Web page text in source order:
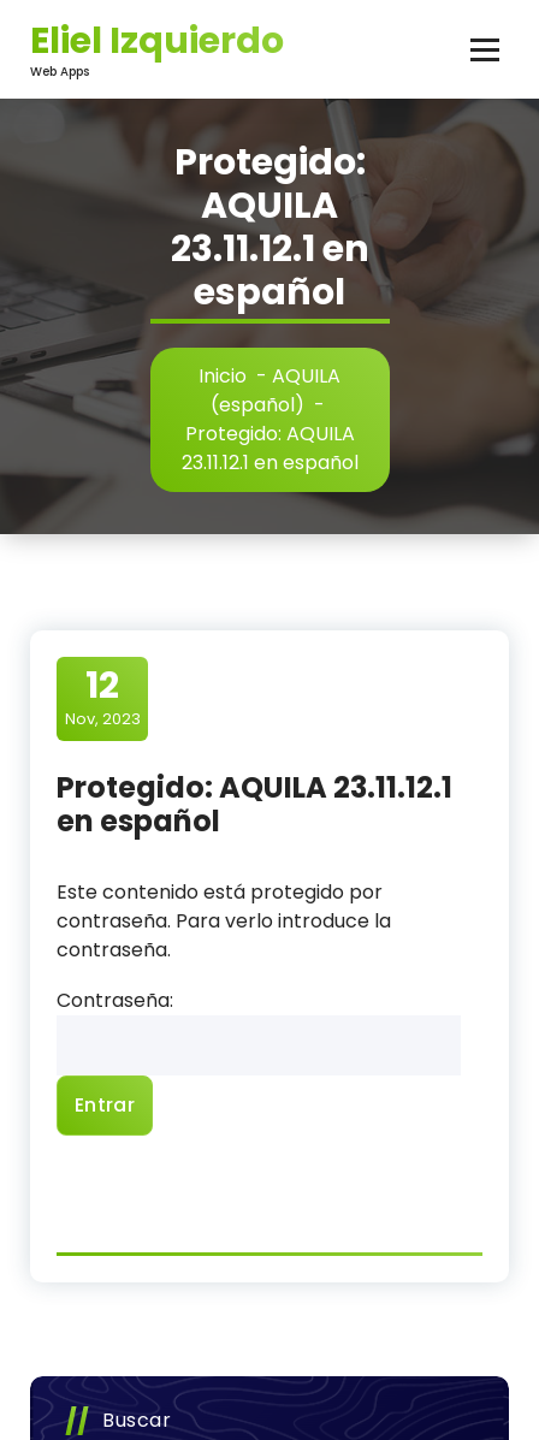
contenido
Eliel Izquierdo
Web Apps
Protegido:
AQUILA
23.11.12.1 en
español
Inicio - AQUILA
(español) -
Protegido: AQUILA
23.11.12.1 en español
12
Nov, 2023
Protegido: AQUILA 23.11.12.1
en español
Este contenido está protegido por
contraseña. Para verlo introduce la
contraseña.
Contraseña:
Buscar